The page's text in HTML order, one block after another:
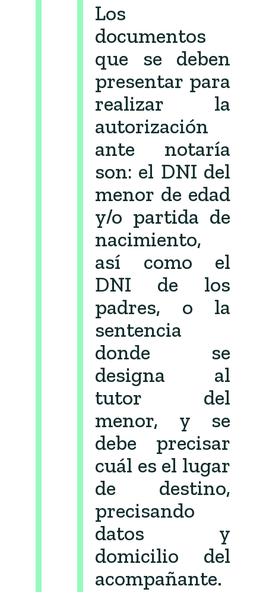
Los
documentos
que se deben
presentar para
realizar la
autorización
ante notaría
son: el DNI del
menor de edad
y/o partida de
nacimiento,
así como el
DNI de los
padres, o la
sentencia
donde se
designa al
tutor del
menor, y se
debe precisar
cuál es el lugar
de destino,
precisando
datos y
domicilio del
acompañante.